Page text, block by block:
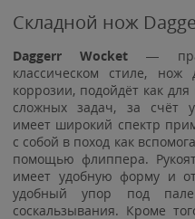
Складной нож
Daggerr Wocket —
классическом стиле,
коррозии, подойдёт как
сложных задач, за счёт
имеет широкий спектр
с собой в поход как
помощью флиппера.
имеет удобную форму и
удобный упор под
соскальзывания. Кроме